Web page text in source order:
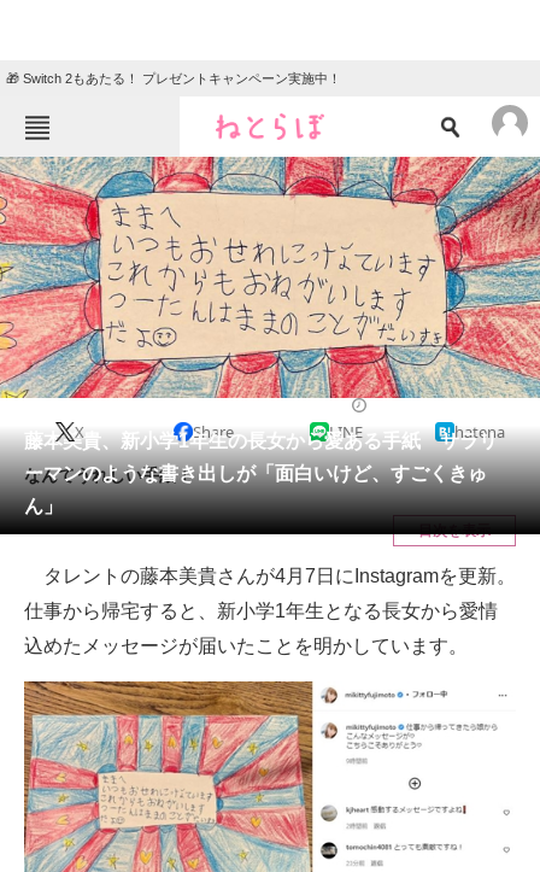
🎁 Switch 2もあたる！ プレゼントキャンペーン実施中！
ねとらぼメニュー
TOP ニュース
エンタメ クイズ
グルメ 地域
住まい 教育・育児
動物 リサーチ
会員記事
メディア
注目記事を集めた総合ページ
ITの今と未来を見通す
スマホと通信の最新トレンド
進化するPCとデバイスの未来
好きが集まる 比べて選べる
ビジネスと働き方のヒント
AI活用のいまが分かる
藤本美貴、新小学1年生の長女から愛ある手紙 サラリ
ーマンのような書き出しが「面白いけど、すごくきゅ
ん」
X Share LINE hatena
なんてうれしい手紙！
目次を表示
タレントの藤本美貴さんが4月7日にInstagramを更新。
仕事から帰宅すると、新小学1年生となる長女から愛情
込めたメッセージが届いたことを明かしています。